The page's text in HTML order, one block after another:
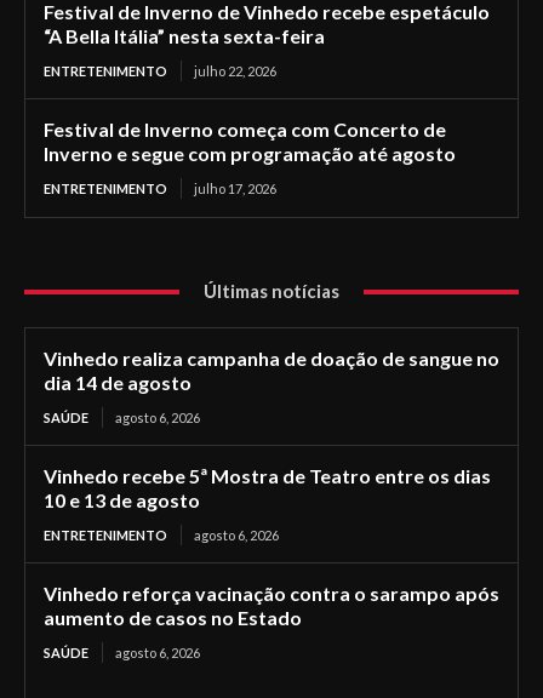
Festival de Inverno de Vinhedo recebe espetáculo
“A Bella Itália” nesta sexta-feira
ENTRETENIMENTO julho 22, 2026
Festival de Inverno começa com Concerto de
Inverno e segue com programação até agosto
ENTRETENIMENTO julho 17, 2026
Últimas notícias
Vinhedo realiza campanha de doação de sangue no
dia 14 de agosto
SAÚDE agosto 6, 2026
Vinhedo recebe 5ª Mostra de Teatro entre os dias
10 e 13 de agosto
ENTRETENIMENTO agosto 6, 2026
Vinhedo reforça vacinação contra o sarampo após
aumento de casos no Estado
SAÚDE agosto 6, 2026